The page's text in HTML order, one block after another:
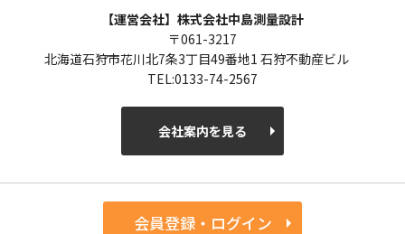
【運営会社】株式会社中島測量設計
〒061-3217
北海道石狩市花川北7条3丁目49番地1 石狩不動産ビル
TEL:0133-74-2567
会社案内を見る
会員登録・ログイン